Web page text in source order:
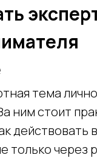
тема
ним стоит
только через